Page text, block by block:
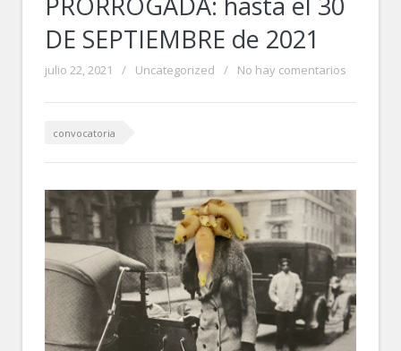
DE SEPTIEMBRE de 2021
julio 22, 2021 / Uncategorized / No hay comentarios
convocatoria